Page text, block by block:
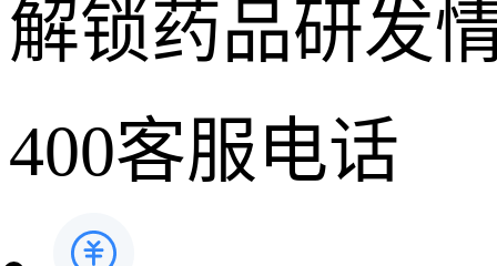
解锁药品研发
400客服电话